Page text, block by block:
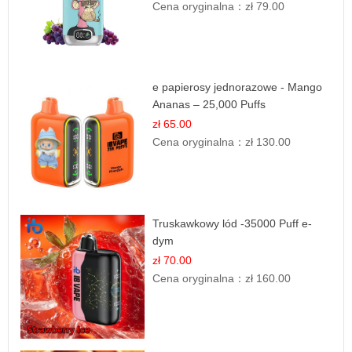
Cena oryginalna：zł 79.00
e papierosy jednorazowe - Mango
Ananas – 25,000 Puffs
zł 65.00
Cena oryginalna：zł 130.00
Truskawkowy lód -35000 Puff e-
dym
zł 70.00
Cena oryginalna：zł 160.00